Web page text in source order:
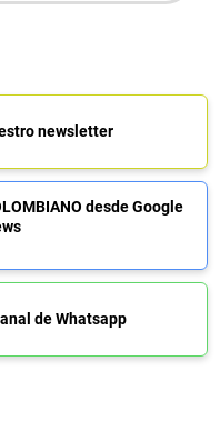
newsletter
desde Google
de Whatsapp